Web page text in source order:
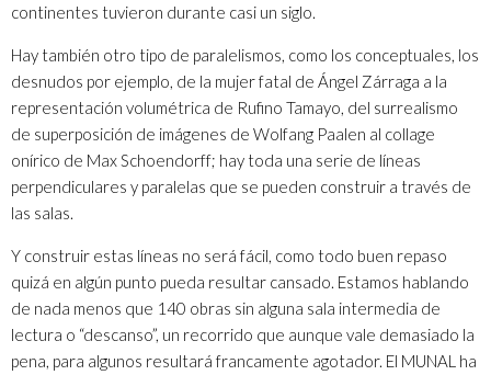
continentes tuvieron durante casi un siglo.
Hay también otro tipo de paralelismos, como los conceptuales, los
desnudos por ejemplo, de la mujer fatal de Ángel Zárraga a la
representación volumétrica de Rufino Tamayo, del surrealismo
de superposición de imágenes de Wolfang Paalen al collage
onírico de Max Schoendorff; hay toda una serie de líneas
perpendiculares y paralelas que se pueden construir a través de
las salas.
Y construir estas líneas no será fácil, como todo buen repaso
quizá en algún punto pueda resultar cansado. Estamos hablando
de nada menos que 140 obras sin alguna sala intermedia de
lectura o “descanso”, un recorrido que aunque vale demasiado la
pena, para algunos resultará francamente agotador. El MUNAL ha